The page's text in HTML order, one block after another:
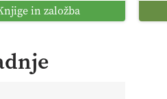
in založba